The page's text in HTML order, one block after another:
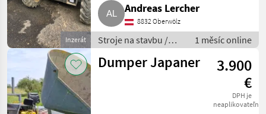
Inzerát
Andreas Lercher
8832 Oberwölz
Stroje na stavbu /
Sklápacie vozidlo
1 měsíc online
Dumper Japaner
3.900
€
DPH je
neaplikovateľné